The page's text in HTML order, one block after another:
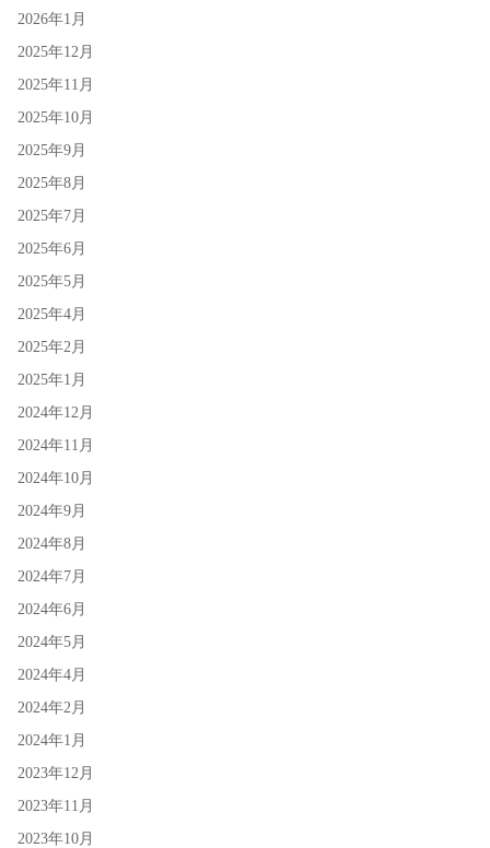
2026年1月
2025年12月
2025年11月
2025年10月
2025年9月
2025年8月
2025年7月
2025年6月
2025年5月
2025年4月
2025年2月
2025年1月
2024年12月
2024年11月
2024年10月
2024年9月
2024年8月
2024年7月
2024年6月
2024年5月
2024年4月
2024年2月
2024年1月
2023年12月
2023年11月
2023年10月